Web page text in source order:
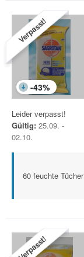
Verpasst!
-43%
Leider verpasst!
Gültig: 25.09. -
02.10.
60 feuchte Tücher
Verpasst!